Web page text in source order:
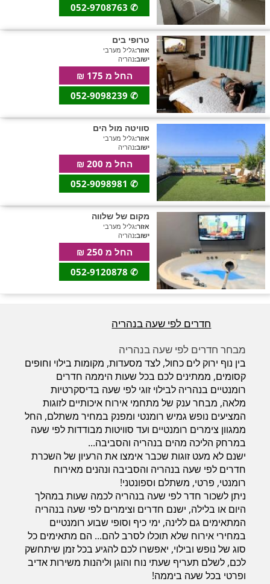
חדרים לפי שעה בהערבה
חדרים לפי שעה בעמק יזרעאל
חדרים לפי שעה במישור החוף הדרומי
✆
טרופי בים
אזור:גליל מערבי
ישוב:נהריה
החל מ 175 ₪
✆
סוויטה מול הים
אזור:גליל מערבי
ישוב:נהריה
החל מ 200 ₪
✆
מקום של שלווה
אזור:גליל מערבי
ישוב:נהריה
החל מ 250 ₪
✆
חדרים לפי שעה בנהריה
מבחר חדרים לפי שעה בנהריה
בין נוף ירוק לים כחול, לצד מסעדות, מקומות בילוי וחופים
קסומים, ממתינים לכם בכל שעות היממה חדרים
רומנטיים בנהריה לבילוי זוגי לפי שעה בדיסקרטיות
מלאה, מבחר ענק של מתחמי אירוח איכותיים לזוגות
המציעים נופש גמיש רומנטי ומפנק במחיר משתלם, החל
ממגוון צימרים רומנטיים ועד סוויטות מבודדות לפי שעה
במרחק הליכה מהים בנהריה והסביבה...
ישנם לא מעט זוגות שכבר אימצו את הרעיון של השכרת
חדרים לפי שעה בנהריה והסביבה ונהנים מאירוח
רומנטי, פרטי, משתלם וספונטני!
ניתן לשכור חדר לפי שעה בנהריה לכמה שעות במהלך
היום או בלילה, ישנם חדרים וצימרים לפי שעה בנהריה
המתאימים גם ללינה, ימי כיף וסופי שבוע רומנטיים
במחירי אירוח שלא תוכלו לסרב להם... הם מתאימים כל
סוג של נופש ובילוי, יאפשרו לכם להגיע בכל זמן שיתחשק
לכם, לשלם תעריף שעתי נוח והוגן וליהנות משירות אדיב
ופרטי בכל שעה ביממה!